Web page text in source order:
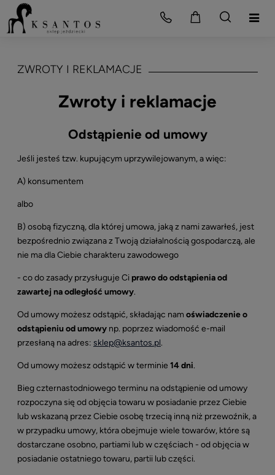
ZWROTY I REKLAMACJE
Zwroty i reklamacje
Odstąpienie od umowy
Jeśli jesteś tzw. kupującym uprzywilejowanym, a więc:
A) konsumentem
albo
B) osobą fizyczną, dla której umowa, jaką z nami zawarłeś, jest
bezpośrednio związana z Twoją działalnością gospodarczą, ale
nie ma dla Ciebie charakteru zawodowego
- co do zasady przysługuje Ci prawo do odstąpienia od
zawartej na odległość umowy.
Od umowy możesz odstąpić, składając nam oświadczenie o
odstąpieniu od umowy np. poprzez wiadomość e-mail
przesłaną na adres: sklep@ksantos.pl.
Od umowy możesz odstąpić w terminie 14 dni.
Bieg czternastodniowego terminu na odstąpienie od umowy
rozpoczyna się od objęcia towaru w posiadanie przez Ciebie
lub wskazaną przez Ciebie osobę trzecią inną niż przewoźnik, a
w przypadku umowy, która obejmuje wiele towarów, które są
dostarczane osobno, partiami lub w częściach - od objęcia w
posiadanie ostatniego towaru, partii lub części.